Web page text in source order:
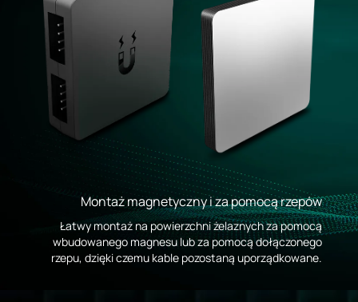
Montaż magnetyczny i za pomocą rzepów
Łatwy montaż na powierzchni żelaznych za pomocą
wbudowanego magnesu lub za pomocą dołączonego
rzepu, dzięki czemu kable pozostaną uporządkowane.